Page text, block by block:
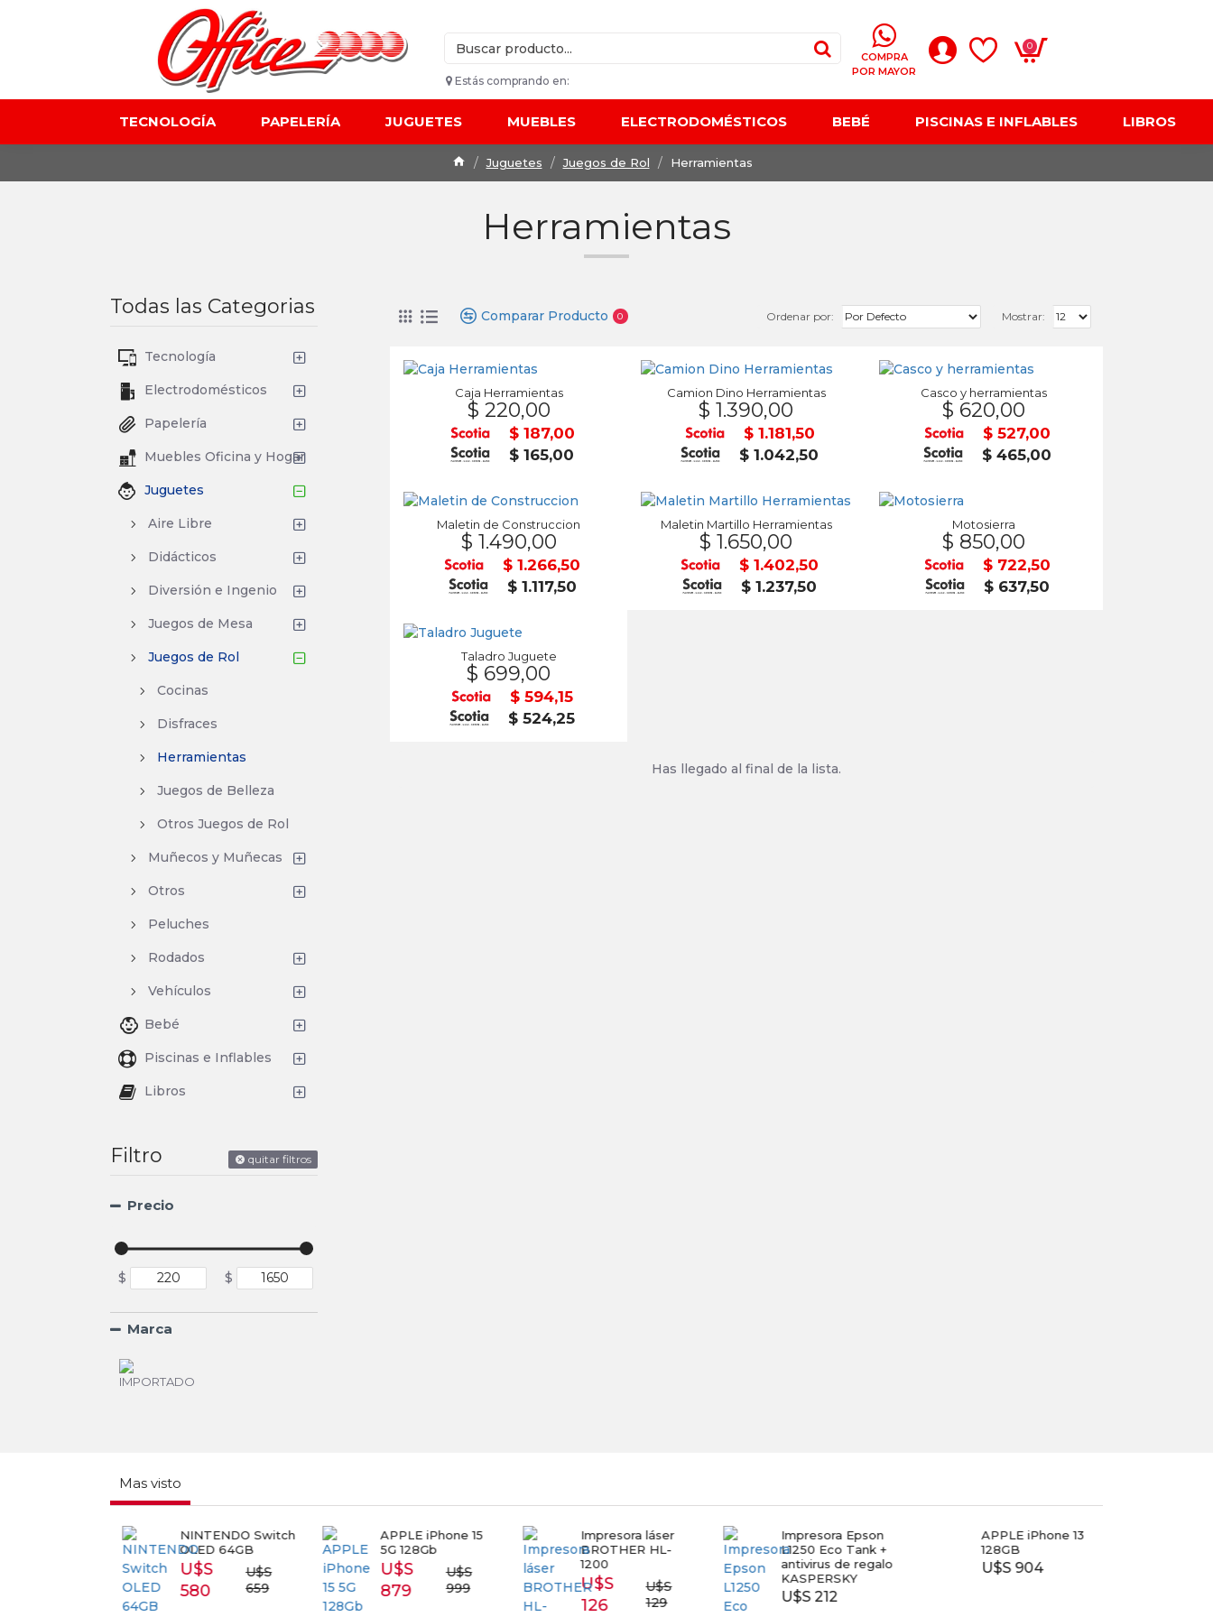
Estás comprando en:
COMPRA
POR MAYOR
0
TECNOLOGÍA PAPELERÍA JUGUETES MUEBLES ELECTRODOMÉSTICOS BEBÉ PISCINAS E INFLABLES LIBROS
Juguetes Juegos de Rol Herramientas
Herramientas
Todas las Categorias
Tecnología
Electrodomésticos
Papelería
Muebles Oficina y Hogar
Juguetes
Aire Libre
Didácticos
Diversión e Ingenio
Juegos de Mesa
Juegos de Rol
Cocinas
Disfraces
Herramientas
Juegos de Belleza
Otros Juegos de Rol
Muñecos y Muñecas
Otros
Peluches
Rodados
Vehículos
Bebé
Piscinas e Inflables
Libros
Filtro quitar filtros
Precio
$ $
Marca
Comparar Producto 0 Ordenar por: Mostrar:
Caja Herramientas
$ 220,00
$ 187,00
$ 165,00
Camion Dino Herramientas
$ 1.390,00
$ 1.181,50
$ 1.042,50
Casco y herramientas
$ 620,00
$ 527,00
$ 465,00
Maletin de Construccion
$ 1.490,00
$ 1.266,50
$ 1.117,50
Maletin Martillo Herramientas
$ 1.650,00
$ 1.402,50
$ 1.237,50
Motosierra
$ 850,00
$ 722,50
$ 637,50
Taladro Juguete
$ 699,00
$ 594,15
$ 524,25
Has llegado al final de la lista.
Mas visto
NINTENDO Switch
OLED 64GB
U$S
580
U$S
659
APPLE iPhone 15
5G 128Gb
U$S
879
U$S
999
Impresora láser
BROTHER HL-
1200
U$S
126
U$S
129
Impresora Epson
L1250 Eco Tank +
antivirus de regalo
KASPERSKY
U$S 212
APPLE iPhone 13
128GB
U$S 904